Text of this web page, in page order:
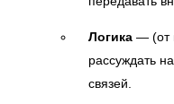
Логика — (от
рассуждать
связей.